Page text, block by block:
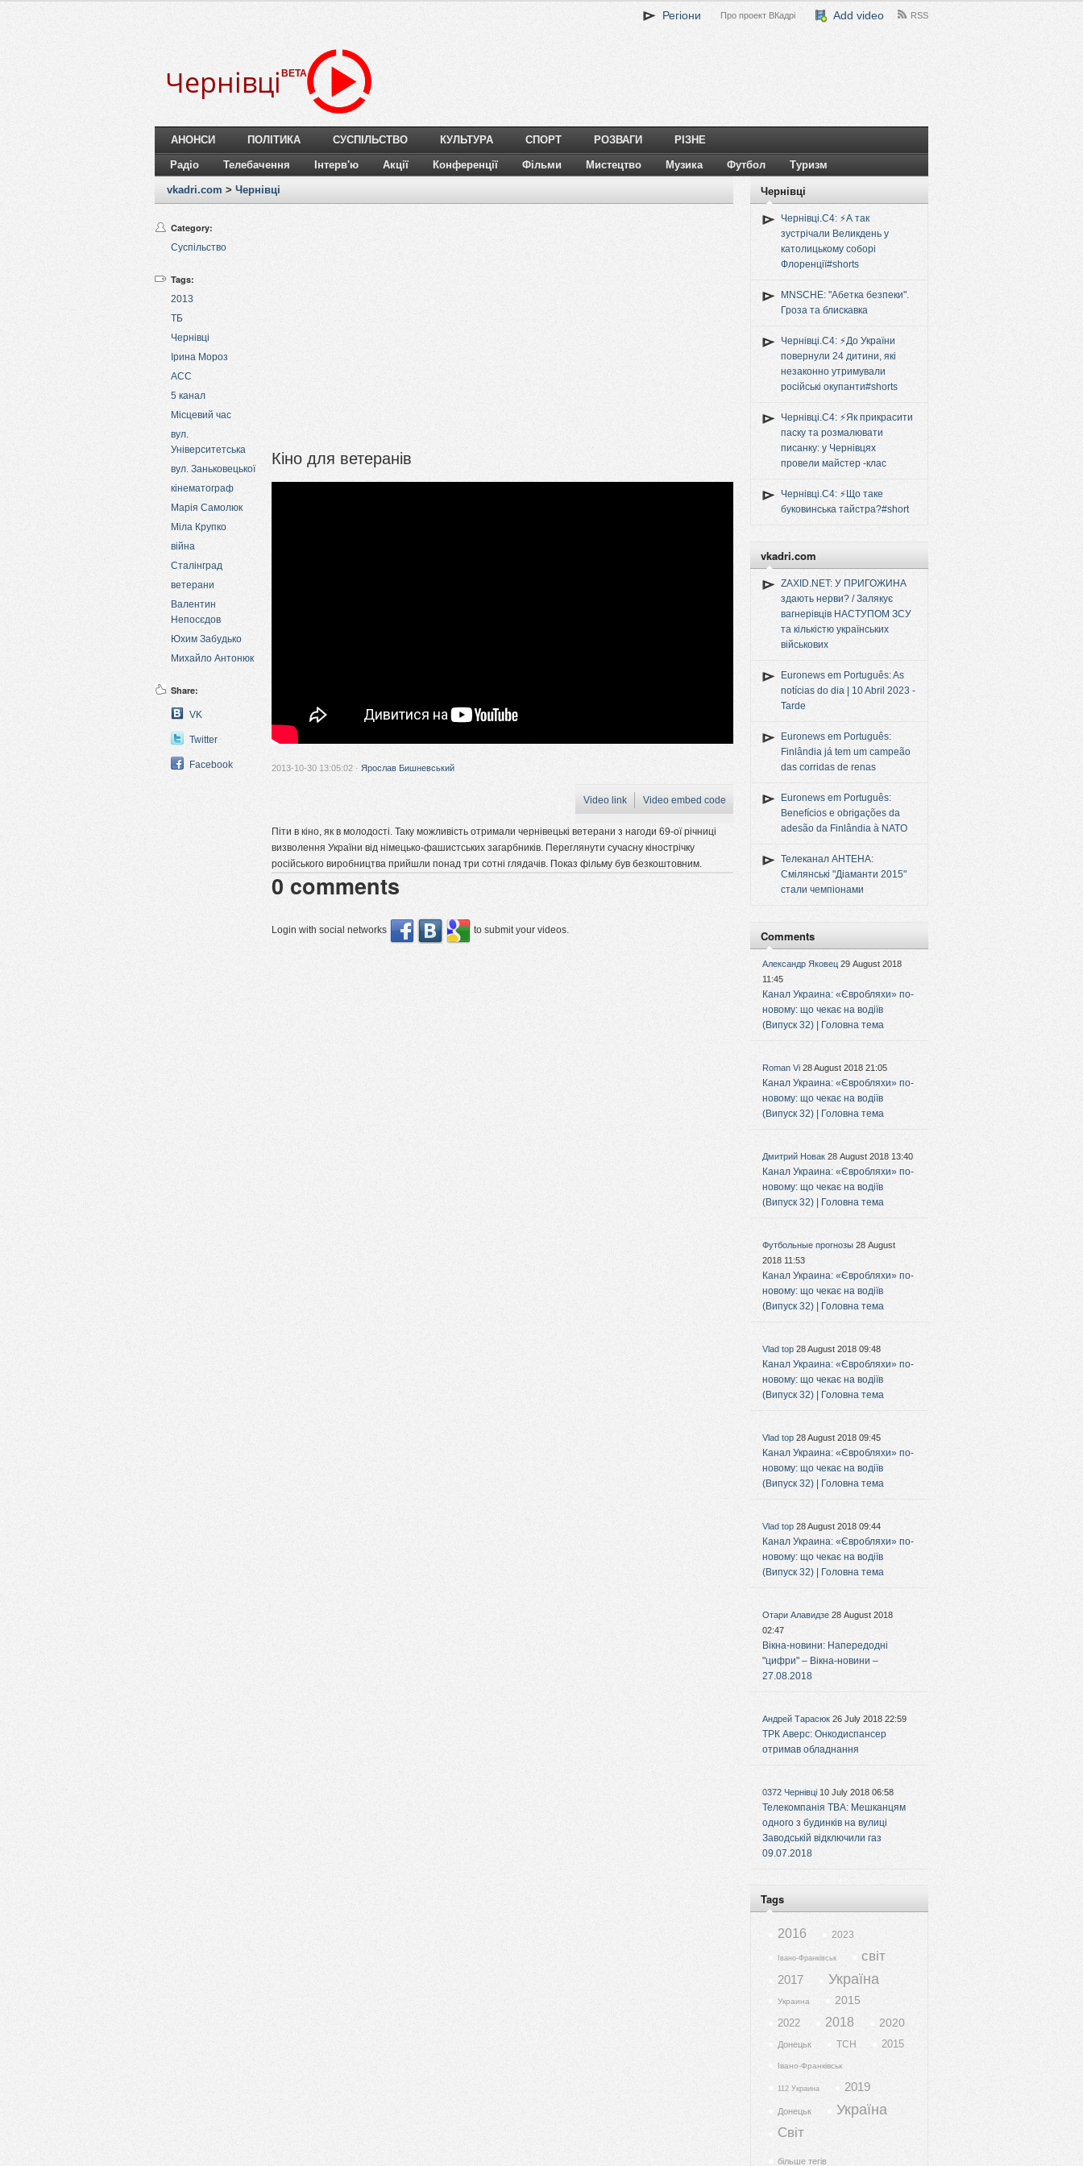
Регіони Про проект ВКадрі Add video RSS
Чернівці BETA
АНОНСИ ПОЛІТИКА СУСПІЛЬСТВО КУЛЬТУРА СПОРТ РОЗВАГИ РІЗНЕ
Радіо Телебачення Інтерв'ю Акції Конференції Фільми Мистецтво Музика Футбол Туризм
vkadri.com > Чернівці
Category:
Суспільство
Tags:
2013
ТБ
Чернівці
Ірина Мороз
АСС
5 канал
Місцевий час
вул.
Університетська
вул. Заньковецької
кінематограф
Марія Самолюк
Міла Крупко
війна
Сталінград
ветерани
Валентин
Непосєдов
Юхим Забудько
Михайло Антонюк
Share:
VK
Twitter
Facebook
Кіно для ветеранів
2013-10-30 13:05:02 · Ярослав Бишневський
Video link Video embed code
Піти в кіно, як в молодості. Таку можливість отримали чернівецькі ветерани з нагоди 69-ої річниці
визволення України від німецько-фашистських загарбників. Переглянути сучасну кінострічку
російського виробництва прийшли понад три сотні глядачів. Показ фільму був безкоштовним.
0 comments
Login with social networks to submit your videos.
Чернівці
Чернівці.C4: ⚡️А так
зустрічали Великдень у
католицькому соборі
Флоренції#shorts
MNSCHE: "Абетка безпеки".
Гроза та блискавка
Чернівці.C4: ⚡️До України
повернули 24 дитини, які
незаконно утримували
російські окупанти#shorts
Чернівці.C4: ⚡️Як прикрасити
паску та розмалювати
писанку: у Чернівцях
провели майстер -клас
Чернівці.C4: ⚡️Що таке
буковинська тайстра?#short
vkadri.com
ZAXID.NET: У ПРИГОЖИНА
здають нерви? / Залякує
вагнерівців НАСТУПОМ ЗСУ
та кількістю українських
військових
Euronews em Português: As
notícias do dia | 10 Abril 2023 -
Tarde
Euronews em Português:
Finlândia já tem um campeão
das corridas de renas
Euronews em Português:
Benefícios e obrigações da
adesão da Finlândia à NATO
Телеканал АНТЕНА:
Смілянські "Діаманти 2015"
стали чемпіонами
Comments
Александр Яковец 29 August 2018
11:45
Канал Украина: «Євробляхи» по-
новому: що чекає на водіїв
(Випуск 32) | Головна тема
Roman Vi 28 August 2018 21:05
Канал Украина: «Євробляхи» по-
новому: що чекає на водіїв
(Випуск 32) | Головна тема
Дмитрий Новак 28 August 2018 13:40
Канал Украина: «Євробляхи» по-
новому: що чекає на водіїв
(Випуск 32) | Головна тема
Футбольные прогнозы 28 August
2018 11:53
Канал Украина: «Євробляхи» по-
новому: що чекає на водіїв
(Випуск 32) | Головна тема
Vlad top 28 August 2018 09:48
Канал Украина: «Євробляхи» по-
новому: що чекає на водіїв
(Випуск 32) | Головна тема
Vlad top 28 August 2018 09:45
Канал Украина: «Євробляхи» по-
новому: що чекає на водіїв
(Випуск 32) | Головна тема
Vlad top 28 August 2018 09:44
Канал Украина: «Євробляхи» по-
новому: що чекає на водіїв
(Випуск 32) | Головна тема
Отари Алавидзе 28 August 2018
02:47
Вікна-новини: Напередодні
"цифри" – Вікна-новини –
27.08.2018
Андрей Тарасюк 26 July 2018 22:59
ТРК Аверс: Онкодиспансер
отримав обладнання
0372 Чернівці 10 July 2018 06:58
Телекомпанія ТВА: Мешканцям
одного з будинків на вулиці
Заводській відключили газ
09.07.2018
Tags
2016 2023
Івано-Франківськ світ
2017 Україна
Украина 2015
2022 2018 2020
Донецьк ТСН 2015
Івано-Франківськ
112 Украина 2019
Донецьк Україна
Світ
більше тегів